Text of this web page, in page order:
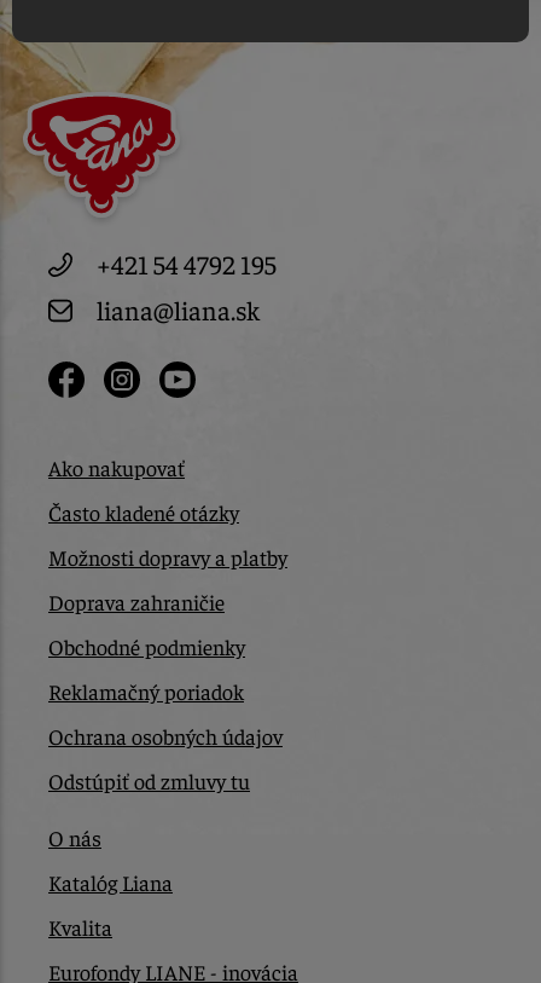
+421 54 4792 195
liana@liana.sk
Ako nakupovať
Často kladené otázky
Možnosti dopravy a platby
Doprava zahraničie
Obchodné podmienky
Reklamačný poriadok
Ochrana osobných údajov
Odstúpiť od zmluvy tu
O nás
Katalóg Liana
Kvalita
Eurofondy LIANE - inovácia